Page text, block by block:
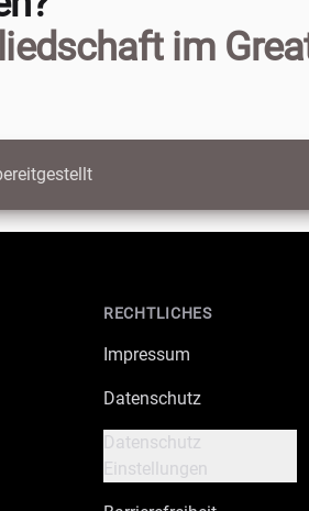
im
RECHTLICHES
Impressum
Datenschutz
Datenschutz
Einstellungen